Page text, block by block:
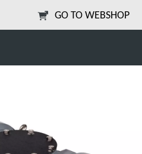
GO TO WEBSHOP
Partager